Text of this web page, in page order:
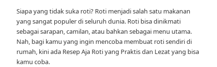
Siapa yang tidak suka roti? Roti menjadi salah satu makanan
yang sangat populer di seluruh dunia. Roti bisa dinikmati
sebagai sarapan, camilan, atau bahkan sebagai menu utama.
Nah, bagi kamu yang ingin mencoba membuat roti sendiri di
rumah, kini ada Resep Aja Roti yang Praktis dan Lezat yang bisa
kamu coba.